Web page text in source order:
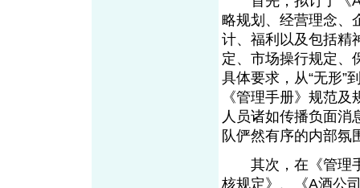
略规划、经营理念、
计、福利以及包括精
定、市场操行规定、
具体要求，从“无形”
《管理手册》规范
人员诸如传播负面消
队俨然有序的内
其次，在《管理手
核规定》、《A酒公